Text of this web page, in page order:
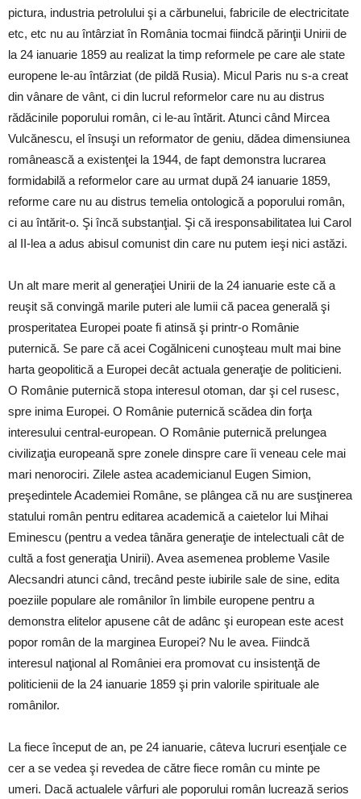
pictura, industria petrolului şi a cărbunelui, fabricile de electricitate
etc, etc nu au întârziat în România tocmai fiindcă părinţii Unirii de
la 24 ianuarie 1859 au realizat la timp reformele pe care ale state
europene le-au întârziat (de pildă Rusia). Micul Paris nu s-a creat
din vânare de vânt, ci din lucrul reformelor care nu au distrus
rădăcinile poporului român, ci le-au întărit. Atunci când Mircea
Vulcănescu, el însuşi un reformator de geniu, dădea dimensiunea
românească a existenţei la 1944, de fapt demonstra lucrarea
formidabilă a reformelor care au urmat după 24 ianuarie 1859,
reforme care nu au distrus temelia ontologică a poporului român,
ci au întărit-o. Şi încă substanţial. Şi că iresponsabilitatea lui Carol
al II-lea a adus abisul comunist din care nu putem ieşi nici astăzi.
Un alt mare merit al generaţiei Unirii de la 24 ianuarie este că a
reuşit să convingă marile puteri ale lumii că pacea generală şi
prosperitatea Europei poate fi atinsă şi printr-o Românie
puternică. Se pare că acei Cogălniceni cunoşteau mult mai bine
harta geopolitică a Europei decât actuala generaţie de politicieni.
O Românie puternică stopa interesul otoman, dar şi cel rusesc,
spre inima Europei. O Românie puternică scădea din forţa
interesului central-european. O Românie puternică prelungea
civilizaţia europeană spre zonele dinspre care îi veneau cele mai
mari nenorociri. Zilele astea academicianul Eugen Simion,
preşedintele Academiei Române, se plângea că nu are susţinerea
statului român pentru editarea academică a caietelor lui Mihai
Eminescu (pentru a vedea tânăra generaţie de intelectuali cât de
cultă a fost generaţia Unirii). Avea asemenea probleme Vasile
Alecsandri atunci când, trecând peste iubirile sale de sine, edita
poeziile populare ale românilor în limbile europene pentru a
demonstra elitelor apusene cât de adânc şi european este acest
popor român de la marginea Europei? Nu le avea. Fiindcă
interesul naţional al României era promovat cu insistenţă de
politicienii de la 24 ianuarie 1859 şi prin valorile spirituale ale
românilor.
La fiece început de an, pe 24 ianuarie, câteva lucruri esenţiale ce
cer a se vedea şi revedea de către fiece român cu minte pe
umeri. Dacă actualele vârfuri ale poporului român lucrează serios